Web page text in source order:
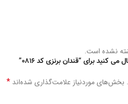
نشده است.
کنید برای “قندان برنزی کد 0816”
بخش‌های موردنیاز علامت‌گذاری شده‌اند *